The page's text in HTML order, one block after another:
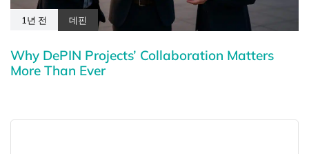
1년 전 데핀
Why DePIN Projects’ Collaboration Matters
More Than Ever